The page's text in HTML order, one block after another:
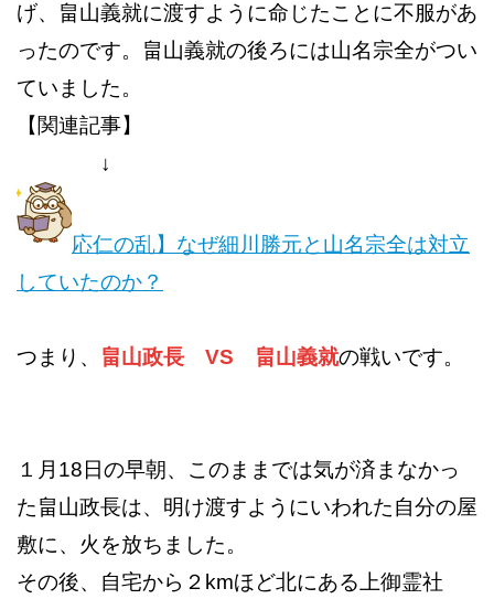
げ、畠山義就に渡すように命じたことに不服があ
ったのです。畠山義就の後ろには山名宗全がつい
ていました。
【関連記事】
↓
応仁の乱】なぜ細川勝元と山名宗全は対立
していたのか？
つまり、 畠山政長 VS 畠山義就の戦いです。
１月18日の早朝、このままでは気が済まなかっ
た畠山政長は、明け渡すようにいわれた自分の屋
敷に、火を放ちました。
その後、自宅から２kmほど北にある上御霊社